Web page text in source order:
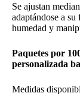
Se ajustan
adaptándose a
humedad y
Paquetes por
personalizada
Medidas